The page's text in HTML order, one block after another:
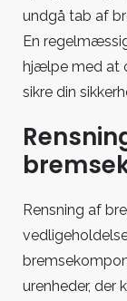
undgå tab af
En
hjælpe med at
sikre din
Rensning af
urenheder, der